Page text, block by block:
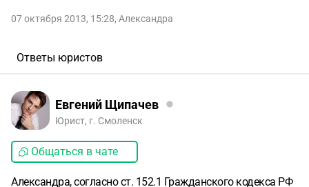
07 октября 2013, 15:28, Александра
Ответы юристов
Евгений Щипачев
Юрист, г. Смоленск
Общаться в чате
Александра, согласно ст. 152.1 Гражданского кодекса РФ